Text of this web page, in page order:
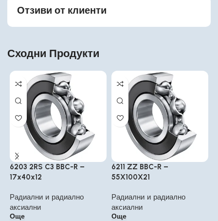
Отзиви от клиенти
Сходни Продукти
6203 2RS C3 BBC-R –
17x40x12
Радиални и радиално
аксиални
Още
6211 ZZ BBC-R –
55X100X21
Радиални и радиално
аксиални
Още